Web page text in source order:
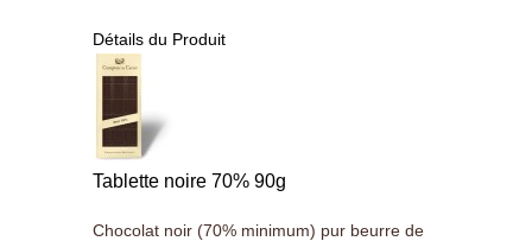
Détails du Produit
Tablette noire 70% 90g
Chocolat noir (70% minimum) pur beurre de